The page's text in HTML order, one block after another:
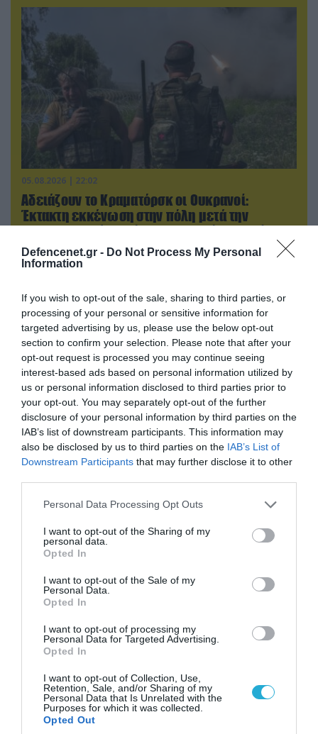
Defencenet.gr - Do Not Process My Personal
Information
If you wish to opt-out of the sale, sharing to third parties, or
processing of your personal or sensitive information for
targeted advertising by us, please use the below opt-out
section to confirm your selection. Please note that after your
opt-out request is processed you may continue seeing
interest-based ads based on personal information utilized by
us or personal information disclosed to third parties prior to
your opt-out. You may separately opt-out of the further
disclosure of your personal information by third parties on the
IAB’s list of downstream participants. This information may
also be disclosed by us to third parties on the IAB’s List of
Downstream Participants that may further disclose it to other
Please note that this website/app uses one or more Google
not limited to your visit or usage behaviour. You may click to
grant or deny consent to Google and its third-party tags to
use your data for below specified purposes in below Google
consent section.
Personal Data Processing Opt Outs
I want to opt-out of the Sharing of my
personal data.
Opted In
I want to opt-out of the Sale of my
Personal Data.
Opted In
I want to opt-out of processing my
Personal Data for Targeted Advertising.
Opted In
I want to opt-out of Collection, Use,
Retention, Sale, and/or Sharing of my
Personal Data that Is Unrelated with the
Purposes for which it was collected.
Opted Out
05.08.2026 | 22:02
Αδειάζουν το Κραματόρσκ οι Ουκρανοί:
Έκτακτη εκκένωση στην πόλη μετά την
06.08.2026 | 09:02
ΗΠΑ: Το τελευταίο μήνυμα της μητέρας στον
πρώην σύζυγό της πριν από τη δολοφονία των
4 παιδιών τους – «Έχουν ίωση»
ΠΟΛΙΤΙΚΗ